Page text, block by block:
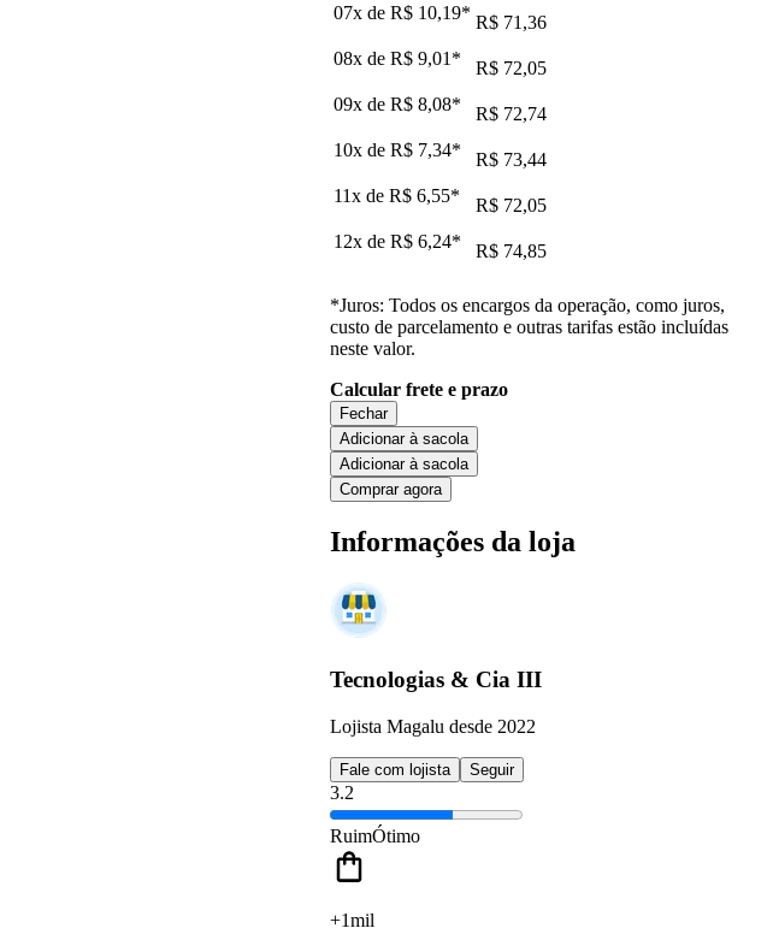
07x de R$ 10,19* R$ 71,36
08x de R$ 9,01 *
R$ 72,05
09x de R$ 8,08*
R$ 72,74
10x de R$ 7,34*
R$ 73,44
11x de R$ 6,55*
R$ 72,05
12x de R$ 6,24* R$ 74,85
*Juros: Todos os encargos da operação, como juros,
custo de parcelamento e outras tarifas estão incluídas
neste valor.
Calcular frete e prazo
Fechar
Adicionar à sacola
Adicionar à sacola
Comprar agora
Informações da loja
Tecnologias & Cia III
Lojista Magalu desde 2022
Fale com lojista Seguir
3.2
RuimÓtimo
+1mil